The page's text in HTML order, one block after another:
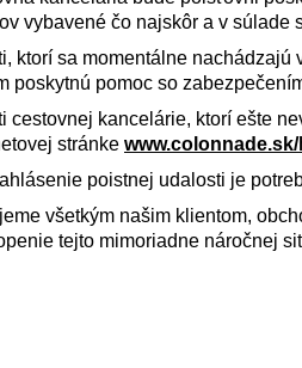
vybavené čo najskôr a v súlade
ktorí sa momentálne
poskytnú pomoc so
cestovnej kancelárie, ktorí ešte
stránke
poistnej udalosti je
všetkým našim klientom,
tejto mimoriadne náročnej